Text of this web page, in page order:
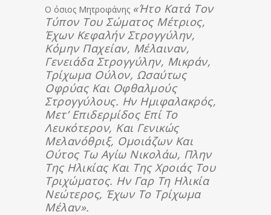
Ο όσιος Μητροφάνης «ήτο Κατά Τον
Τύπον Του Σώματος Μέτριος,
Έχων Κεφαλήν Στρογγύλην,
Κόμην Παχείαν, Μέλαιναν,
Γενειάδα Στρογγύλην, Μικράν,
Τρίχωμα Ούλον, Ωσαύτως
Οφρύας Και Οφθαλμούς
Στρογγύλους. Ην Ημιφαλακρός,
Μετ’ Επιδερμίδος Επί Το
Λευκότερον, Και Γενικώς
Μελανόθριξ, Ομοιάζων Και
Ούτος Τω Αγίω Νικολάω, Πλην
Της Ηλικίας Και Της Χροιάς Του
Τριχώματος. Ην Γαρ Τη Ηλικία
Νεώτερος, Έχων Το Τρίχωμα
Μέλαν».